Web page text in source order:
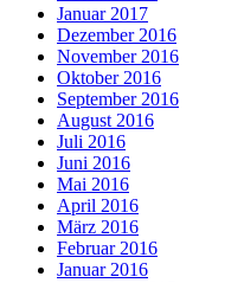
Januar 2017
Dezember 2016
November 2016
Oktober 2016
September 2016
August 2016
Juli 2016
Juni 2016
Mai 2016
April 2016
März 2016
Februar 2016
Januar 2016